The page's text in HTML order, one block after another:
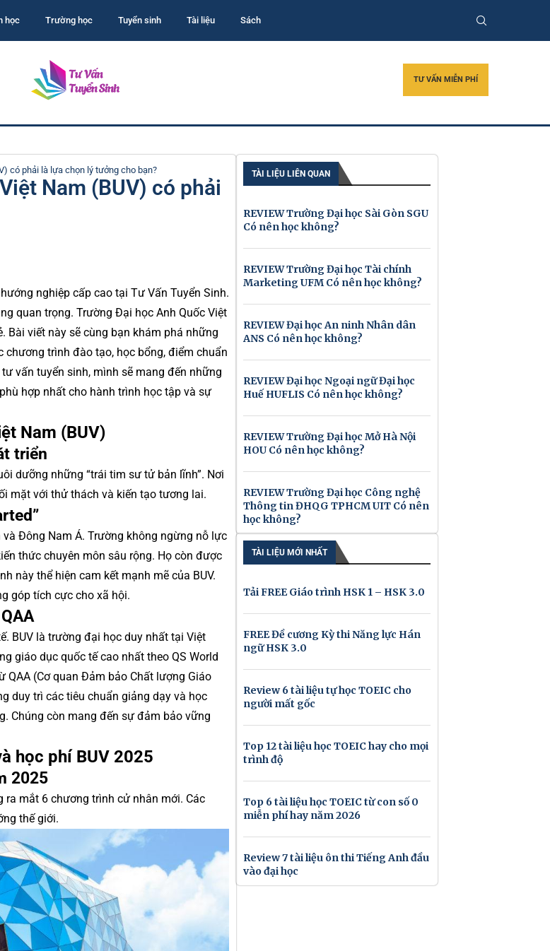
học Trường học Tuyển sinh Tài liệu Sách
TƯ VẤN MIỄN PHÍ
có phải là lựa chọn lý tưởng cho bạn?
Nam (BUV) có phải
nghiệp cấp cao tại Tư Vấn Tuyển Sinh.
quan trọng. Trường Đại học Anh Quốc Việt
Bài viết này sẽ cùng bạn khám phá những
trình đào tạo, học bổng, điểm chuẩn
vấn tuyển sinh, mình sẽ mang đến những
hợp nhất cho hành trình học tập và sự
Nam (BUV)
triển
dưỡng những “trái tim sư tử bản lĩnh”. Nơi
mặt với thử thách và kiến tạo tương lai.
Đông Nam Á. Trường không ngừng nỗ lực
thức chuyên môn sâu rộng. Họ còn được
này thể hiện cam kết mạnh mẽ của BUV.
góp tích cực cho xã hội.
BUV là trường đại học duy nhất tại Việt
giáo dục quốc tế cao nhất theo QS World
QAA (Cơ quan Đảm bảo Chất lượng Giáo
duy trì các tiêu chuẩn giảng dạy và học
Chúng còn mang đến sự đảm bảo vững
học phí BUV 2025
2025
ra mắt 6 chương trình cử nhân mới. Các
thế giới.
TÀI LIỆU LIÊN QUAN
REVIEW Trường Đại học Sài Gòn SGU
Có nên học không?
REVIEW Trường Đại học Tài chính
Marketing UFM Có nên học không?
REVIEW Đại học An ninh Nhân dân
ANS Có nên học không?
REVIEW Đại học Ngoại ngữ Đại học
Huế HUFLIS Có nên học không?
REVIEW Trường Đại học Mở Hà Nội
HOU Có nên học không?
REVIEW Trường Đại học Công nghệ
Thông tin ĐHQG TPHCM UIT Có nên
học không?
TÀI LIỆU MỚI NHẤT
Tải FREE Giáo trình HSK 1 – HSK 3.0
FREE Đề cương Kỳ thi Năng lực Hán
ngữ HSK 3.0
Review 6 tài liệu tự học TOEIC cho
người mất gốc
Top 12 tài liệu học TOEIC hay cho mọi
trình độ
Top 6 tài liệu học TOEIC từ con số 0
miễn phí hay năm 2026
Review 7 tài liệu ôn thi Tiếng Anh đầu
vào đại học